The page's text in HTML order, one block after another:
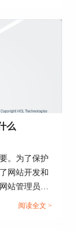
appscan自
将探讨白盒
么
。为了保护
网站开发和
站管理员和
洞。下面我
阅读全文 >